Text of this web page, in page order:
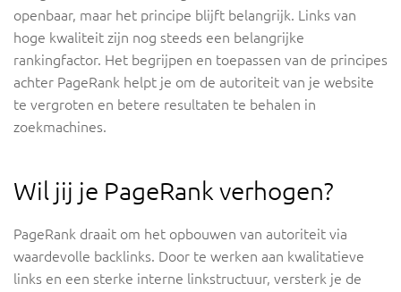
openbaar, maar het principe blijft belangrijk. Links van
hoge kwaliteit zijn nog steeds een belangrijke
rankingfactor. Het begrijpen en toepassen van de principes
achter PageRank helpt je om de autoriteit van je website
te vergroten en betere resultaten te behalen in
zoekmachines.
Wil jij je PageRank verhogen?
PageRank draait om het opbouwen van autoriteit via
waardevolle backlinks. Door te werken aan kwalitatieve
links en een sterke interne linkstructuur, versterk je de